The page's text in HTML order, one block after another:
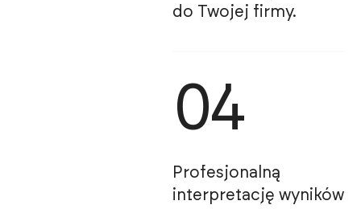
do Twojej firmy.
04
Profesjonalną
interpretację wyników